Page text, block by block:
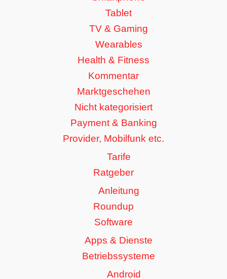
Tablet
TV & Gaming
Wearables
Health & Fitness
Kommentar
Marktgeschehen
Nicht kategorisiert
Payment & Banking
Provider, Mobilfunk etc.
Tarife
Ratgeber
Anleitung
Roundup
Software
Apps & Dienste
Betriebssysteme
Android